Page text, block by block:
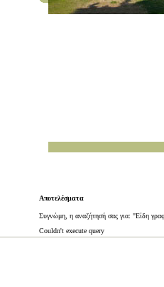
Αποτελέσματα
Συγνώμη, η αναζήτησή σας για: "Είδη
Couldn't execute query